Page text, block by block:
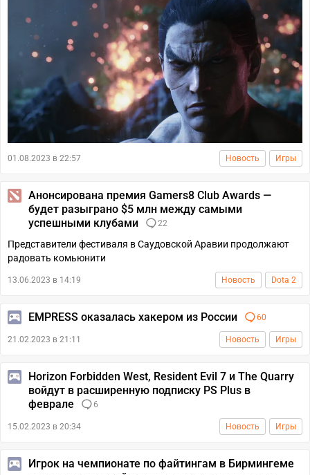
01.08.2023 в 22:57 Новость Игры
Анонсирована премия Gamers8 Club Awards —
будет разыграно $5 млн между самыми
успешными клубами
22
Представители фестиваля в Саудовской Аравии продолжают
радовать комьюнити
13.06.2023 в 14:19 Новость Dota 2
EMPRESS оказалась хакером из России 60
21.02.2023 в 21:11 Новость Игры
Horizon Forbidden West, Resident Evil 7 и The Quarry
войдут в расширенную подписку PS Plus в
феврале
6
15.02.2023 в 20:34 Новость Игры
Игрок на чемпионате по файтингам в Бирмингеме